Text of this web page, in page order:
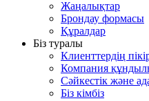
Жаңалықтар
Брондау формасы
Құралдар
Біз туралы
Клиенттердің
Компания
Сәйкестік және
Біз кімбіз